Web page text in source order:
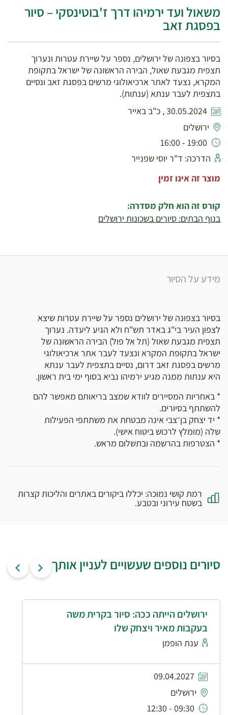
משאול ועד ירמיהו דרך ז'בוטינסקי – סיור
בפסגת זאב
בסיור בצפונה של ירושלים, נספר על שיירת עטרות ונערוך
תצפית מגבעת שאול, הבירה הראשונה של ישראל בתקופת
המקרא, נצעד לאתר ארכיאולוגי מרשים בפסגת זאב ונסיים
בתצפית לעבר ענתא (ענתות).
30.05.2024 , כ"ב באייר
ירושלים
19:00 - 16:00
הדרכה: ד"ר יוסי שפנייר
מוצר זה אינו זמין
קורס זה הוא חלק מסדרה:
בנוף הבתים: סיורים בשכונות ירושלים
מידע על הסיור
בסיור בצפונה של ירושלים נספר על שיירת עטרות שיצא
לצפון העיר בי"ג באדר תש"ח ולא הגיע ליעדה. נערוך
תצפית מגבעת שאול (תל אל פול) הבירה הראשונה של
ישראל בתקופת המקרא ונצעד לעבר אתר ארכיאולוגי
מרשים בפסגת זאב דרום, נסיים בתצפית לעבר ענתא
היא ענתות ממנה מגיע ירמיהו נביא בסוף ימי בית ראשון.
* באחריות המסיירים לוודא שמצב בריאותם מאפשר להם
להשתתף בסיורים.
* יד יצחק בן־צבי אינה מבטחת את משתתפי הפעילות
שלה (מומלץ לרכוש ביטוח אישי).
* הצטרפות בהרשמה ובתשלום מראש.
רמת קושי נמוכה: יכללו ביקורים באתרים והליכות קצרות
בשטח עירוני ובטבע.
סיורים נוספים שעשויים לעניין אותך
ירושלים הייתה ככה: סיור בקרית משה
בעקבות מאיר ויצחק שלו
ענת הופמן
09.04.2027
ירושלים
09:30 - 12:30